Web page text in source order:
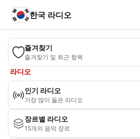
한국 라디오
즐겨찾기
즐겨찾기 및 최근 항목
라디오
인기 라디오
가장 많이 들은 라디오
장르별 라디오
15개의 음악 장르